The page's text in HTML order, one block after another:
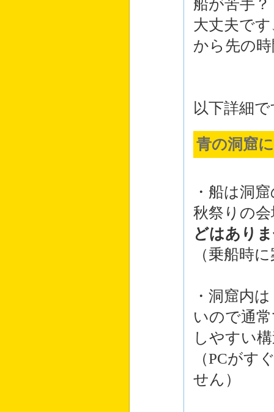
船が苦手？
大丈夫で
から先の
以下詳細
青の洞窟
・船は洞
秋祭りの
どはあり
（乗船時
・洞窟内
いので通
しやすい
（PCがす
せん）